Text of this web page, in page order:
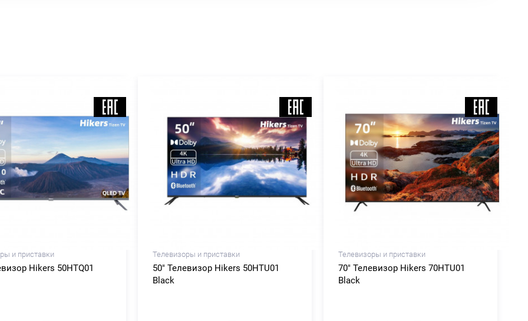
и приставки
Hikers 50HTQ01
Телевизоры и приставки
50" Телевизор Hikers 50HTU01
Black
Телевизоры и приставки
70" Телевизор Hikers 70HTU01
Black